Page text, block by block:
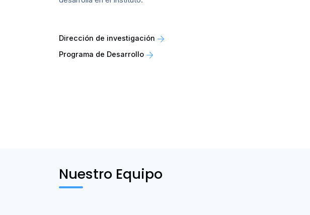
Dirección de investigación
Programa de Desarrollo
Nuestro Equipo